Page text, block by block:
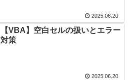
2025.06.20
【VBA】空白セルの扱いとエラー
対策
2025.06.20